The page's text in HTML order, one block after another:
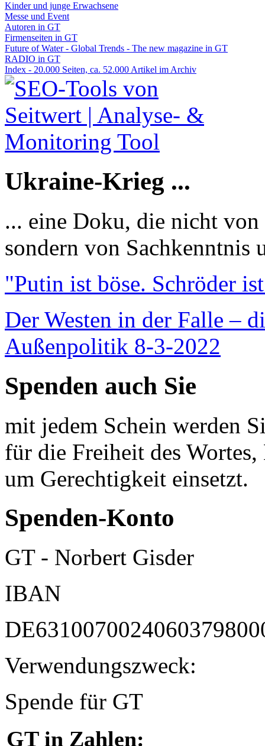
Kinder und junge Erwachsene
Messe und Event
Autoren in GT
Firmenseiten in GT
Future of Water - Global Trends - The new magazine in GT
RADIO in GT
Index - 20.000 Seiten, ca. 52.000 Artikel im Archiv
Ukraine-Krieg ...
... eine Doku, die nicht
sondern von Sachkenntnis
"Putin ist böse. Schröder
Der Westen in der Falle –
Außenpolitik 8-3-2022
Spenden auch Sie
mit jedem Schein werden
für die Freiheit des
um Gerechtigkeit einsetzt.
Spenden-Konto
GT - Norbert Gisder
IBAN
Verwendungszweck:
Spende für GT
GT in Zahlen: